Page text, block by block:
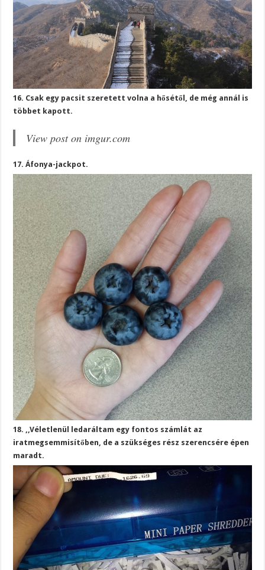
16. Csak egy pacsit szeretett volna a hősétől, de még annál is
többet kapott.
View post on imgur.com
17. Áfonya-jackpot.
18. ,,Véletlenül ledaráltam egy fontos számlát az
iratmegsemmisítőben, de a szükséges rész szerencsére épen
maradt.